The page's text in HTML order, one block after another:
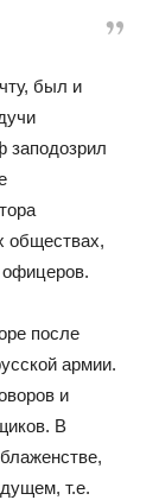
был и
заподозрил
обществах,
после
армии.
и
В
т.е.